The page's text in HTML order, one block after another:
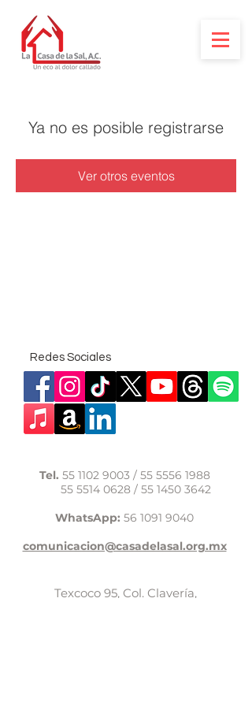
Ya no es posible registrarse
Ver otros eventos
Redes Sociales
Tel. 55 1102 9003 / 55 5556 1988
55 5514 0628/ 55 1450 3642
WhatsApp: 56 1091 9040
comunicacion@casadelasal.org.mx
Texcoco 95, Col. Clavería,